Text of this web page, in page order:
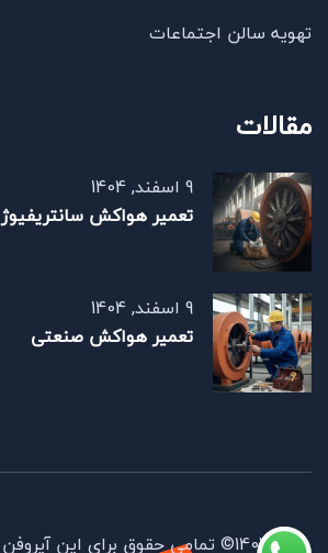
تهویه سالن اجتماعات
مقالات
9 اسفند, 1404
تعمیر هواکش سانتریفیوژ
9 اسفند, 1404
تعمیر هواکش صنعتی
1403© تمامی حقوق برای این آیروفن محفوظ است .